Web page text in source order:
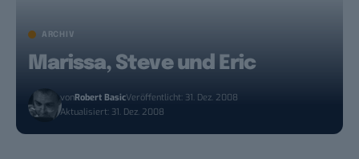
ARCHIV
Marissa, Steve und Eric
vonRobert BasicVeröffentlicht: 31. Dez. 2008
Aktualisiert: 31. Dez. 2008